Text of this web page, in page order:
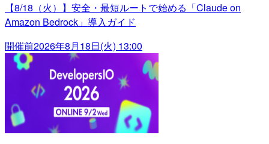
【8/18（火）】安全・最短ルートで始める「Claude on
Amazon Bedrock」導入ガイド
開催前2026年8月18日(火) 13:00